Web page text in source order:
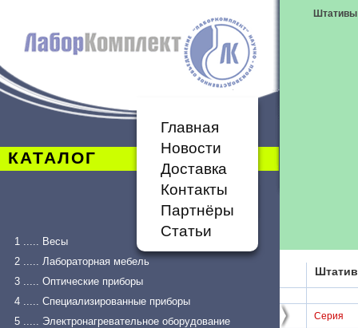
КАТАЛОГ
Главная
Новости
Доставка
Контакты
Партнёры
Статьи
1 ..... Весы
2 ..... Лабораторная мебель
3 ..... Оптические приборы
4 ..... Специализированные приборы
5 ..... Электронагревательное оборудование
Серия